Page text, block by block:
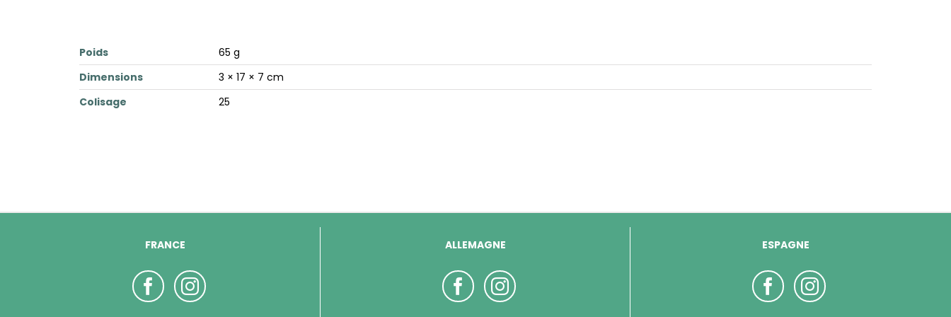
Poids
65 g
Dimensions
3 × 17 × 7 cm
Colisage
25
FRANCE ALLEMAGNE ESPAGNE